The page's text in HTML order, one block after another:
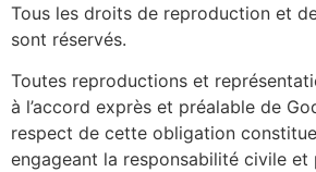
Tous les droits de reproduction et
sont réservés.
Toutes reproductions et
à l’accord exprès et préalable de
respect de cette obligation
engageant la responsabilité civile et